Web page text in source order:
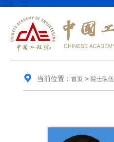
当前位置： 首页> 院士队伍